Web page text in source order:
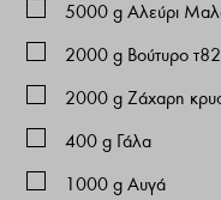
5000 g Αλεύρι
2000 g Βούτυρο
2000 g Ζάχαρη
400 g Γάλα
1000 g Αυγά